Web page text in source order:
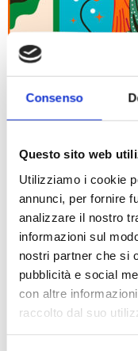
Consenso
Questo sito web
Utilizziamo i cookie
annunci, per fornire
analizzare il nostro
informazioni sul
nostri partner che si
pubblicità e social
con altre
raccolto dal suo
“La moda
Royal Beach
On Thursday,
look forward to
and presenting
Balò tailoring,
sewing unique
Download the
Learn more